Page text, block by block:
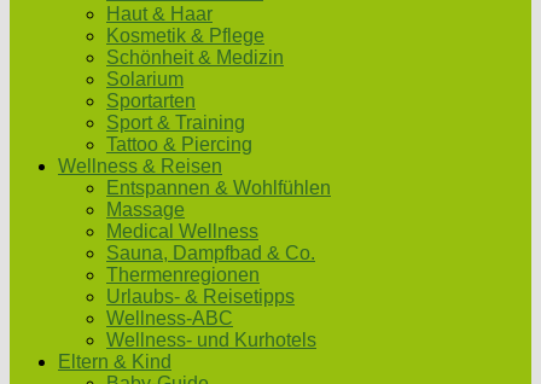
Haut & Haar
Kosmetik & Pflege
Schönheit & Medizin
Solarium
Sportarten
Sport & Training
Tattoo & Piercing
Wellness & Reisen
Entspannen & Wohlfühlen
Massage
Medical Wellness
Sauna, Dampfbad & Co.
Thermenregionen
Urlaubs- & Reisetipps
Wellness-ABC
Wellness- und Kurhotels
Eltern & Kind